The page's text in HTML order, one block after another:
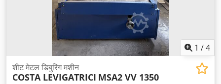
1 /4
शीट मेटल डिबुरिंग मशीन
COSTA LEVIGATRICI MSA2 VV 1350